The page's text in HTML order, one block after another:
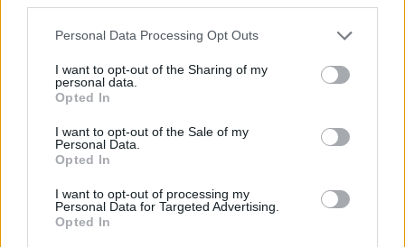
Please note that this website/app uses one or more Google
not limited to your visit or usage behaviour. You may click to
grant or deny consent to Google and its third-party tags to
use your data for below specified purposes in below Google
consent section.
Personal Data Processing Opt Outs
I want to opt-out of the Sharing of my
personal data.
Opted In
I want to opt-out of the Sale of my
Personal Data.
Opted In
I want to opt-out of processing my
Personal Data for Targeted Advertising.
Opted In